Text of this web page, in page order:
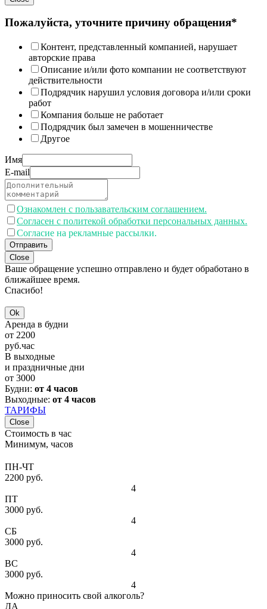
Пожалуйста, уточните причину обращения*
Контент, представленный компанией, нарушает
авторские права
Описание и/или фото компании не соответствуют
действительности
Подрядчик нарушил условия договора и/или сроки
работ
Компания больше не работает
Подрядчик был замечен в мошенничестве
Другое
Имя
E-mail
Ознакомлен с пользавательским соглашением.
Согласен с политекой обработки персональных данных.
Согласие на рекламные рассылки.
Отправить
Close
Ваше обращение успешно отправлено и будет обработано в
ближайшее время.
Спасибо!
Ok
Аренда в будни
от 2200
руб.час
В выходные
и праздничные дни
от 3000
Будни: от 4 часов
Выходные: от 4 часов
ТАРИФЫ
Close
Стоимость в час
Минимум, часов
ПН-ЧТ
2200 руб.
4
ПТ
3000 руб.
4
СБ
3000 руб.
4
ВС
3000 руб.
4
Можно приносить свой алкоголь?
ДА